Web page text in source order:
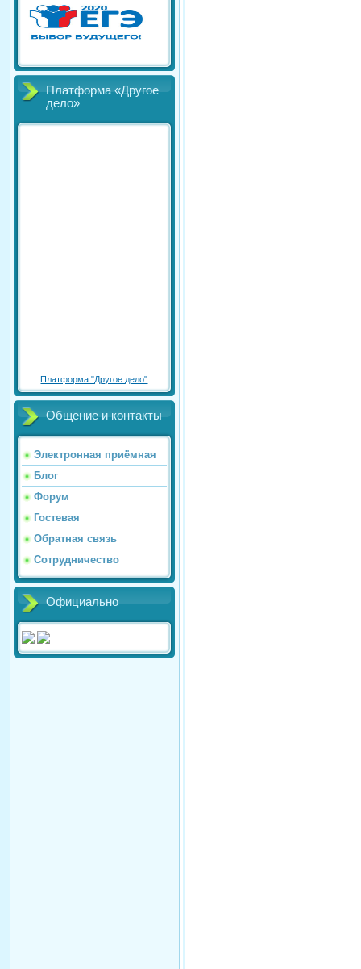
Платформа «Другое
дело»
Платформа "Другое дело"
Общение и контакты
Электронная приёмная
Блог
Форум
Гостевая
Обратная связь
Сотрудничество
Официально